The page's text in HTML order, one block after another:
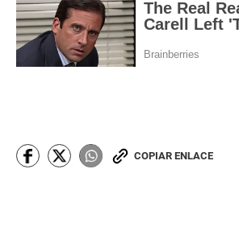
COPIAR ENLACE